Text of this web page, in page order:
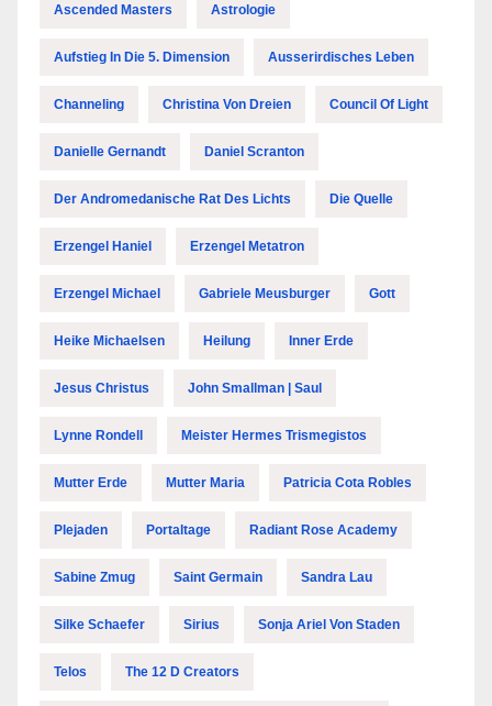
Ascended Masters Astrologie
Aufstieg In Die 5. Dimension Ausserirdisches Leben
Channeling Christina Von Dreien Council Of Light
Danielle Gernandt Daniel Scranton
Der Andromedanische Rat Des Lichts Die Quelle
Erzengel Haniel Erzengel Metatron
Erzengel Michael Gabriele Meusburger Gott
Heike Michaelsen Heilung Inner Erde
Jesus Christus John Smallman | Saul
Lynne Rondell Meister Hermes Trismegistos
Mutter Erde Mutter Maria Patricia Cota Robles
Plejaden Portaltage Radiant Rose Academy
Sabine Zmug Saint Germain Sandra Lau
Silke Schaefer Sirius Sonja Ariel Von Staden
Telos The 12 D Creators